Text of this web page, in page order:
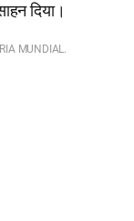
दिया।
MUNDIAL.